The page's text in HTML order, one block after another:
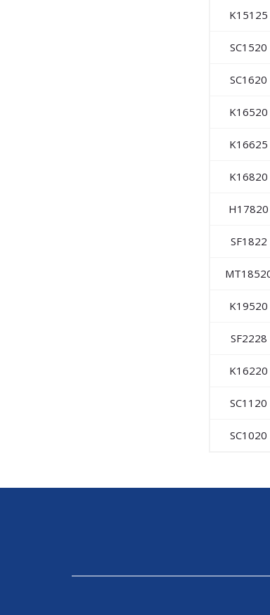
K15125
SC1520
SC1620
K16520
K16625
K16820
H17820
SF1822
K19520
SF2228
K16220
SC1120
SC1020